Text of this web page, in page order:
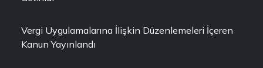
Vergi Uygulamalarına İlişkin Düzenlemeleri İçeren
Kanun Yayınlandı